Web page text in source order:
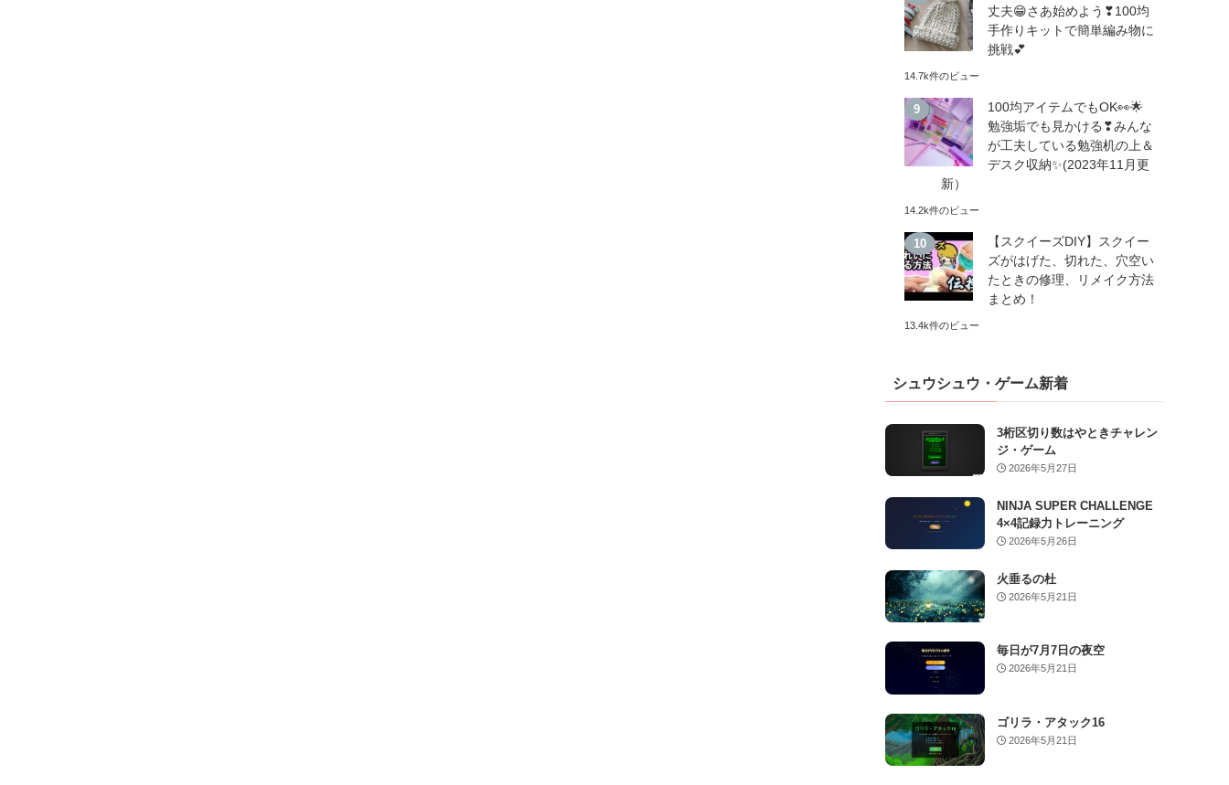
丈夫😁さあ始めよう❣100均
手作りキットで簡単編み物に
挑戦💕
14.7k件のビュー
100均アイテムでもOK👀🌟
勉強垢でも見かける❣みんな
が工夫している勉強机の上＆
デスク収納✨(2023年11月更
新）
14.2k件のビュー
【スクイーズDIY】スクイー
ズがはげた、切れた、穴空い
たときの修理、リメイク方法
まとめ！
13.4k件のビュー
シュウシュウ・ゲーム新着
3桁区切り数はやときチャレン
ジ・ゲーム
2026年5月27日
NINJA SUPER CHALLENGE
4×4記録力トレーニング
2026年5月26日
火垂るの杜
2026年5月21日
毎日が7月7日の夜空
2026年5月21日
ゴリラ・アタック16
2026年5月21日